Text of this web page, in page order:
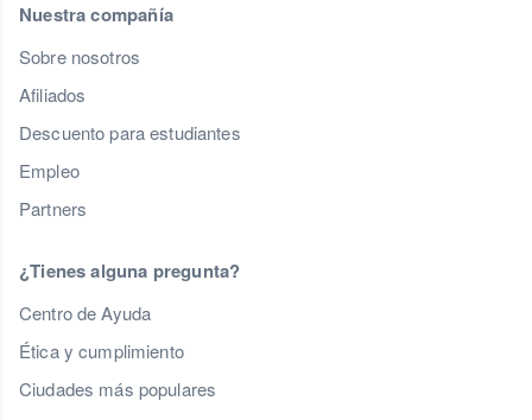
Nuestra compañía
Sobre nosotros
Afiliados
Descuento para estudiantes
Empleo
Partners
¿Tienes alguna pregunta?
Centro de Ayuda
Ética y cumplimiento
Ciudades más populares